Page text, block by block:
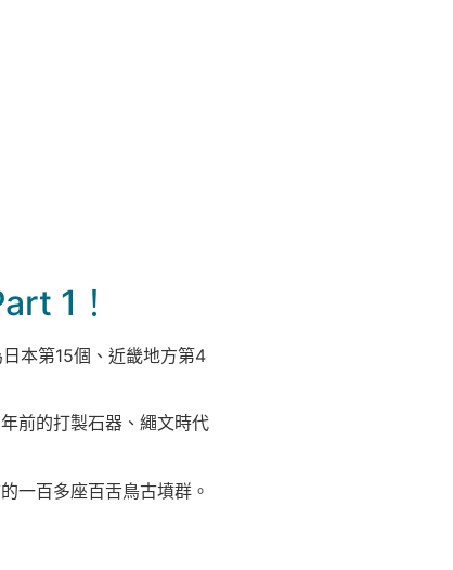
1！
本第15個、近畿地方第4
前的打製石器、繩文時代
一百多座百舌鳥古墳群。